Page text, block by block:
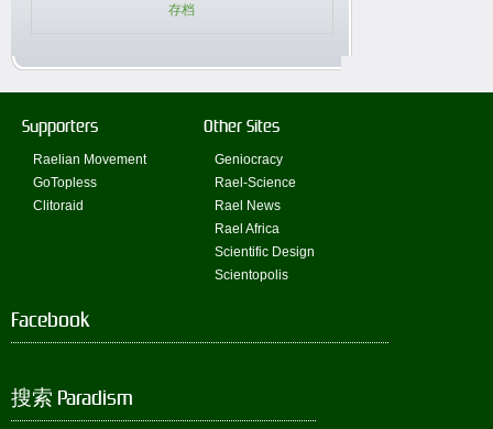
存档
Supporters
Raelian Movement
GoTopless
Clitoraid
Other Sites
Geniocracy
Rael-Science
Rael News
Rael Africa
Scientific Design
Scientopolis
Facebook
搜索 Paradism